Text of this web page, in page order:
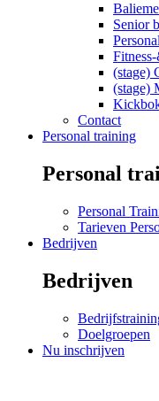
Senior
(stage)
(stage)
Contact
Personal training
Personal
Personal
Tarieven
Bedrijven
Bedrijven
Doelgroepen
Nu inschrijven